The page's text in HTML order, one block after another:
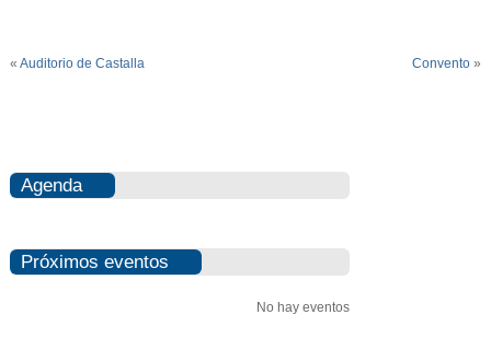
« Auditorio de Castalla Convento »
Agenda
Próximos eventos
No hay eventos